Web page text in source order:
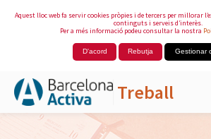
Aquest lloc web fa servir cookies pròpies i de tercers per millorar
continguts i serveis d’interès.
Per a més informació podeu consultar la nostra
D'acord Rebutja Gestionar
Treball
Salta al contingut principal